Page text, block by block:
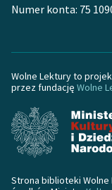
Materiały
Dane fundacji i
sprawozdania
Regulamin darowizn
wrażliwych
Numer konta: 75
Wolne Lektury to
przez fundację Wolne
Strona biblioteki Wolne